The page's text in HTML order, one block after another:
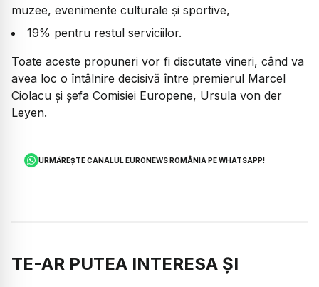
muzee, evenimente culturale și sportive,
19% pentru restul serviciilor.
Toate aceste propuneri vor fi discutate vineri, când va
avea loc o întâlnire decisivă între premierul Marcel
Ciolacu și șefa Comisiei Europene, Ursula von der
Leyen.
URMĂREȘTE CANALUL EURONEWS ROMÂNIA PE WHATSAPP!
TE-AR PUTEA INTERESA ȘI